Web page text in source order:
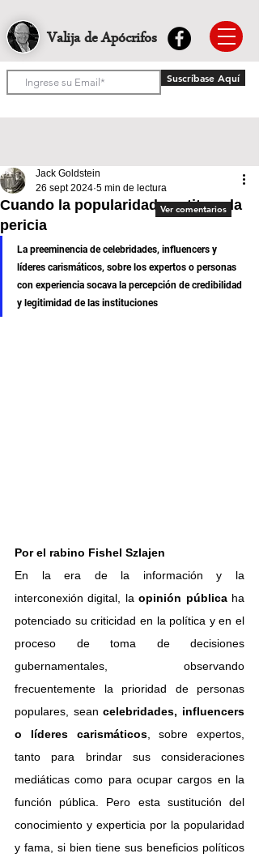
Valija de Apócrifos
Suscríbase Aquí
Cuando la popularidad sustituye la
pericia
Jack Goldstein
26 sept 2024 5 min de lectura
La preeminencia de celebridades, influencers y
líderes carismáticos, sobre los expertos o personas
con experiencia socava la percepción de credibilidad
y legitimidad de las instituciones
Por el rabino Fishel Szlajen
En la era de la información y la
interconexión digital, la opinión pública ha
potenciado su criticidad en la política y en el
proceso de toma de decisiones
gubernamentales, observando
frecuentemente la prioridad de personas
populares, sean celebridades, influencers
o líderes carismáticos, sobre expertos,
tanto para brindar sus consideraciones
mediáticas como para ocupar cargos en la
función pública. Pero esta sustitución del
conocimiento y experticia por la popularidad
y fama, si bien tiene sus beneficios políticos
Ver comentarios